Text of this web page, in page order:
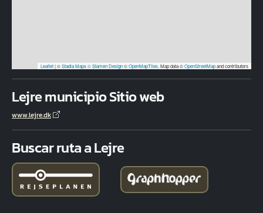
Leaflet|©Stadia Maps© Stamen Design©OpenMapTiles . Map data ©OpenStreetMapand contributors
Lejre municipio Sitio web
www.lejre.dk
Buscar ruta a Lejre